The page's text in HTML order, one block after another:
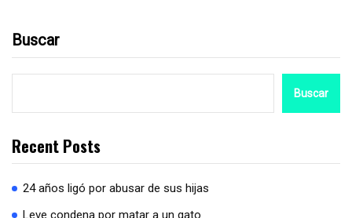
Buscar
Buscar
Recent Posts
24 años ligó por abusar de sus hijas
Leve condena por matar a un gato